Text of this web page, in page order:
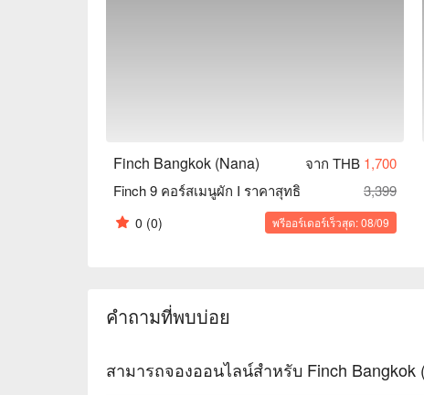
Finch Bangkok (Nana) จาก THB 1,700
Finch 9 คอร์สเมนูผัก I ราคาสุทธิ
3,399
0 (0) พรีออร์เดอร์เร็วสุด: 08/09
คำถามที่พบบ่อย
สามารถจองออนไลน์สำหรับ Finch Bangkok